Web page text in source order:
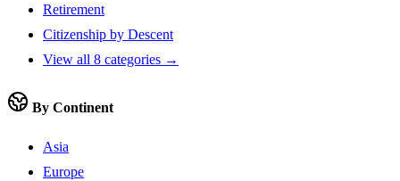
Retirement
Citizenship by Descent
View all 8 categories →
By Continent
Asia
Europe